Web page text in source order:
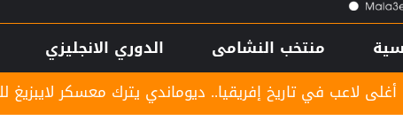
منتخب النشامى الدوري الانجليزي
إفريقيا.. ديوماندي يترك معسكر لايبزيغ للانضمام لريال مدريد